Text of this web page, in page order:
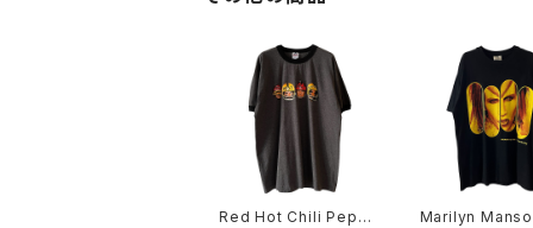
Red Hot Chili Pepp
Marilyn